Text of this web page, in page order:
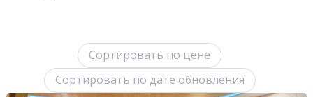
Сортировать по цене
Сортировать по дате обновления